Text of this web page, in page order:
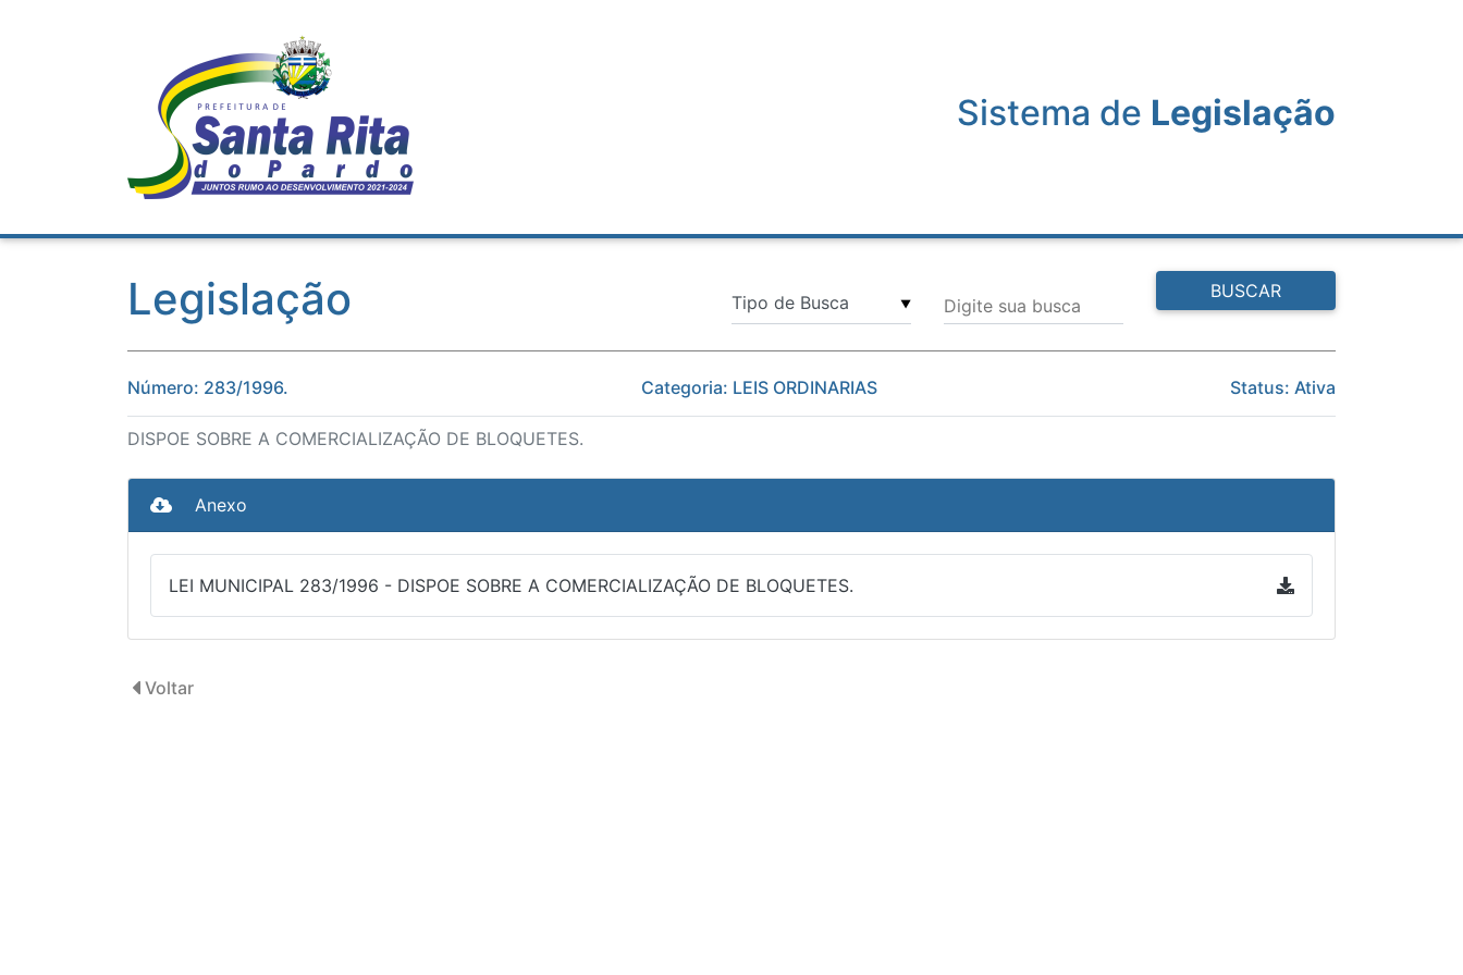
Sistema de Legislação
Legislação ▼ Digite sua busca
BUSCAR
Número: 283/1996. Categoria: LEIS ORDINARIAS Status: Ativa
DISPOE SOBRE A COMERCIALIZAÇÃO DE BLOQUETES.
Anexo
LEI MUNICIPAL 283/1996 - DISPOE SOBRE A COMERCIALIZAÇÃO DE BLOQUETES.
Voltar